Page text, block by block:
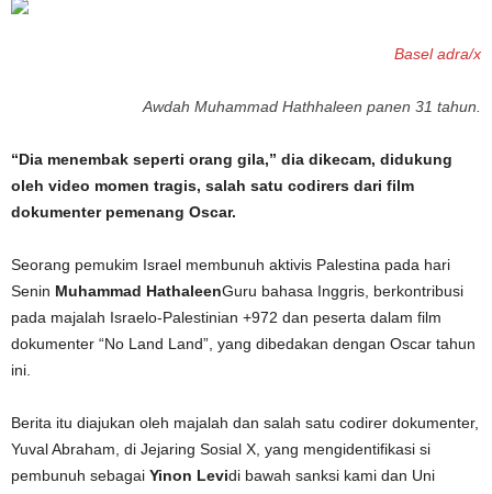
Basel adra/x
Awdah Muhammad Hathhaleen panen 31 tahun.
“Dia menembak seperti orang gila,” dia dikecam, didukung
oleh video momen tragis, salah satu codirers dari film
dokumenter pemenang Oscar.
Seorang pemukim Israel membunuh aktivis Palestina pada hari
Senin Muhammad HathaleenGuru bahasa Inggris, berkontribusi
pada majalah Israelo-Palestinian +972 dan peserta dalam film
dokumenter “No Land Land”, yang dibedakan dengan Oscar tahun
ini.
Berita itu diajukan oleh majalah dan salah satu codirer dokumenter,
Yuval Abraham, di Jejaring Sosial X, yang mengidentifikasi si
pembunuh sebagai Yinon Levidi bawah sanksi kami dan Uni